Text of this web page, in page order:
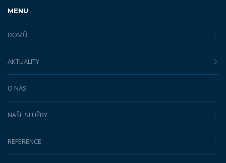
MENU
DOMŮ
AKTUALITY
O NÁS
NAŠE SLUŽBY
REFERENCE